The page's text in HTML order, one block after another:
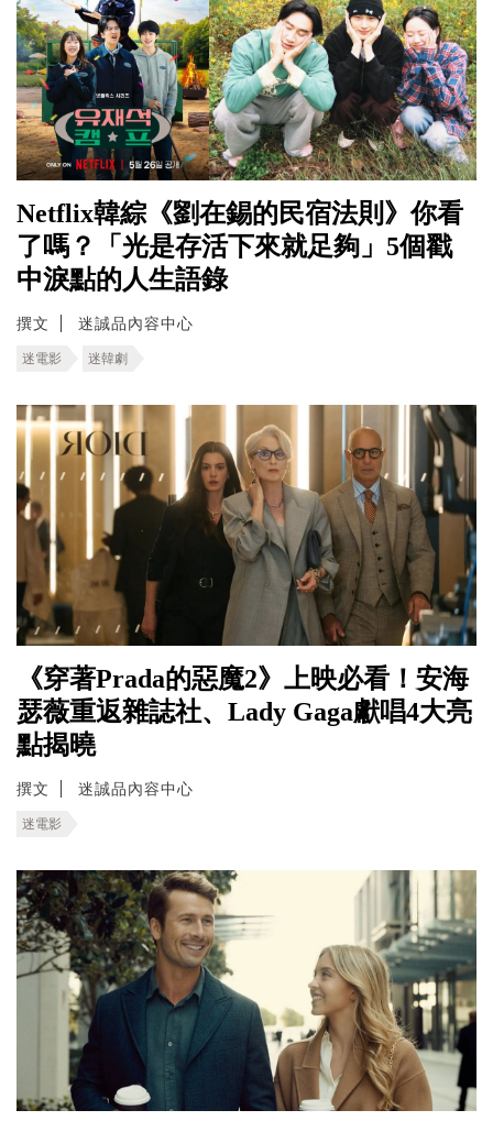
Netflix韓綜《劉在錫的民宿法則》你看
了嗎？「光是存活下來就足夠」5個戳
中淚點的人生語錄
撰文 迷誠品內容中心
迷電影 迷韓劇
《穿著Prada的惡魔2》上映必看！安海
瑟薇重返雜誌社、Lady Gaga獻唱4大亮
點揭曉
撰文 迷誠品內容中心
迷電影